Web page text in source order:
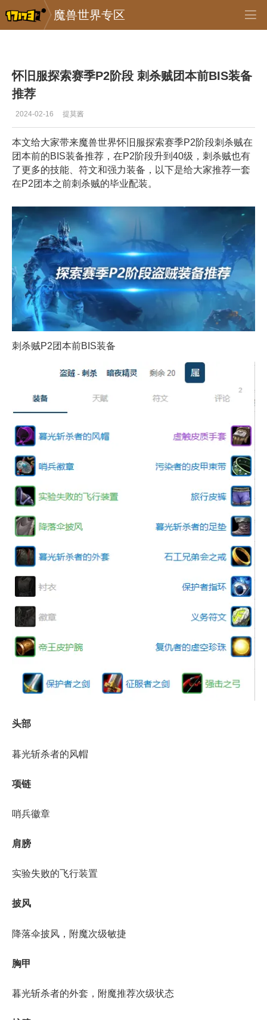
魔兽世界专区
专区_《魔兽世界》 >
怀旧服探索赛季P2阶段 刺杀贼团本前BIS装备
推荐
2024-02-16 提莫酱
本文给大家带来魔兽世界怀旧服探索赛季P2阶段刺杀贼在
团本前的BIS装备推荐，在P2阶段升到40级，刺杀贼也有
了更多的技能、符文和强力装备，以下是给大家推荐一套
在P2团本之前刺杀贼的毕业配装。
刺杀贼P2团本前BIS装备
头部
暮光斩杀者的风帽
项链
哨兵徽章
肩膀
实验失败的飞行装置
披风
降落伞披风，附魔次级敏捷
胸甲
暮光斩杀者的外套，附魔推荐次级状态